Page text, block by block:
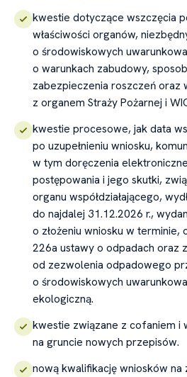
kwestie dotyczące wszczęcia
właściwości organów,
o środowiskowych
o warunkach zabudowy,
zabezpieczenia roszczeń oraz
z organem Straży Pożarnej i
kwestie procesowe, jak data
po uzupełnieniu wniosku,
w tym doręczenia
postępowania i jego skutki,
organu współdziałającego,
do najdalej 31.12.2026 r.,
o złożeniu wniosku w
226a ustawy o odpadach oraz
od zezwolenia odpadowego
o środowiskowych
ekologiczną.
kwestie związane z cofaniem i
na gruncie nowych przepisów.
nową kwalifikację wniosków